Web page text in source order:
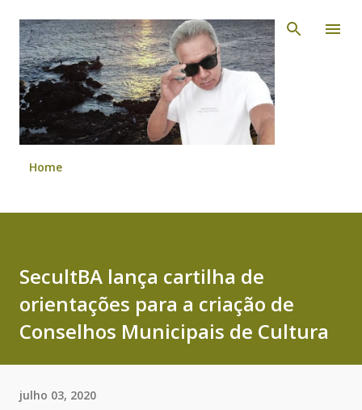
Pular para o conteúdo principal
Home
SecultBA lança cartilha de
orientações para a criação de
Conselhos Municipais de Cultura
julho 03, 2020